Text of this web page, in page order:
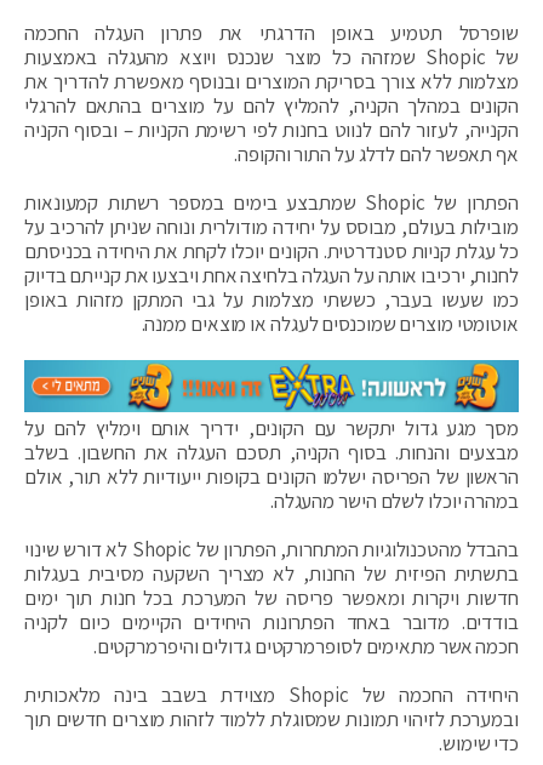
שופרסל תטמיע באופן הדרגתי את פתרון העגלה החכמה
של Shopic שמזהה כל מוצר שנכנס ויוצא מהעגלה באמצעות
מצלמות ללא צורך בסריקת המוצרים ובנוסף מאפשרת להדריך את
הקונים במהלך הקניה, להמליץ להם על מוצרים בהתאם להרגלי
הקנייה, לעזור להם לנווט בחנות לפי רשימת הקניות – ובסוף הקניה
אף תאפשר להם לדלג על התור והקופה.
הפתרון של Shopic שמתבצע בימים במספר רשתות קמעונאות
מובילות בעולם, מבוסס על יחידה מודולרית ונוחה שניתן להרכיב על
כל עגלת קניות סטנדרטית. הקונים יוכלו לקחת את היחידה בכניסתם
לחנות, ירכיבו אותה על העגלה בלחיצה אחת ויבצעו את קנייתם בדיוק
כמו שעשו בעבר, כששתי מצלמות על גבי המתקן מזהות באופן
אוטומטי מוצרים שמוכנסים לעגלה או מוצאים ממנה.
מסך מגע גדול יתקשר עם הקונים, ידריך אותם וימליץ להם על
מבצעים והנחות. בסוף הקניה, תסכם העגלה את החשבון. בשלב
הראשון של הפריסה ישלמו הקונים בקופות ייעודיות ללא תור, אולם
במהרה יוכלו לשלם הישר מהעגלה.
בהבדל מהטכנולוגיות המתחרות, הפתרון של Shopic לא דורש שינוי
בתשתית הפיזית של החנות, לא מצריך השקעה מסיבית בעגלות
חדשות ויקרות ומאפשר פריסה של המערכת בכל חנות תוך ימים
בודדים. מדובר באחד הפתרונות היחידים הקיימים כיום לקניה
חכמה אשר מתאימים לסופרמרקטים גדולים והיפרמרקטים.
היחידה החכמה של Shopic מצוידת בשבב בינה מלאכותית
ובמערכת לזיהוי תמונות שמסוגלת ללמוד לזהות מוצרים חדשים תוך
כדי שימוש.